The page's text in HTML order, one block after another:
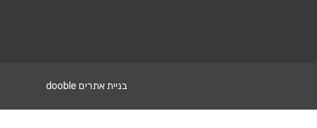
בניית אתרים dooble